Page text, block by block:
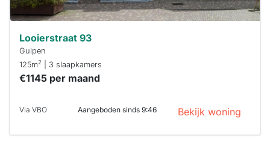
Looierstraat 93
Gulpen
125m2 | 3 slaapkamers
€1145 per maand
Via VBO Aangeboden sinds 9:46 Bekijk woning